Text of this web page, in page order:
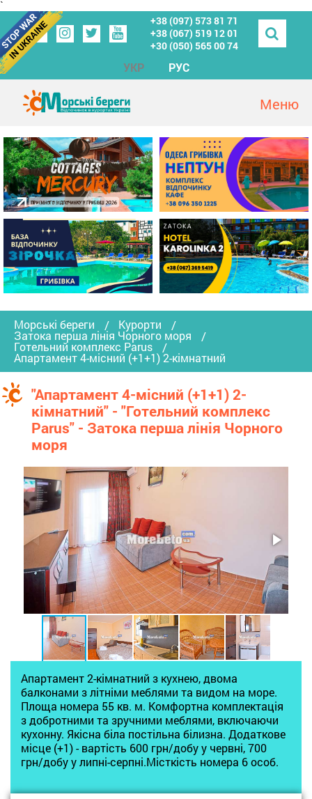
`
+38 (097) 573 81 71
+38 (067) 519 12 01
+30 (050) 565 00 74
УКР РУС
Морські береги Курорти
Затока перша лінія Чорного моря
Готельний комплекс Parus
Апартамент 4-місний (+1+1) 2-кімнатний
"Апартамент 4-місний (+1+1) 2-
кімнатний" - "Готельний комплекс
Parus" - Затока перша лінія Чорного
моря
Апартамент 2-кімнатний з кухнею, двома
балконами з літніми меблями та видом на море.
Площа номера 55 кв. м. Комфортна комплектація
з добротними та зручними меблями, включаючи
кухонну. Якісна біла постільна білизна. Додаткове
місце (+1) - вартість 600 грн/добу у червні, 700
грн/добу у липні-серпні.Місткість номера 6 особ.